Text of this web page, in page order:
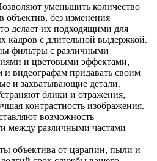
уменьшить количество
объектив, без изменения
делает их подходящими для
кадров с длительной выдержкой.
фильтры с различными
и цветовыми эффектами,
и видеографам придавать своим
и захватывающие детали.
блики и отражения,
контрастность изображения.
возможность
между различными частями
объектива от царапин, пыли и